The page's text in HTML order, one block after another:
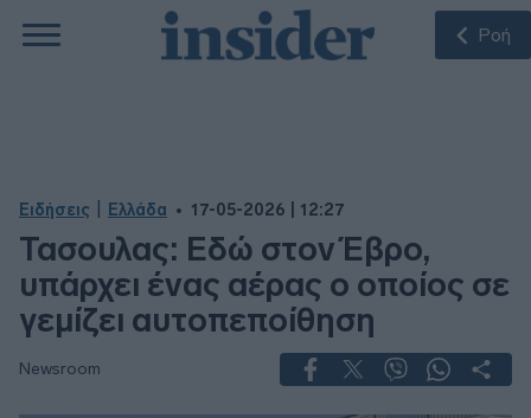
Ροή
Ειδήσεις Ελλάδα 17-05-2026 | 12:27
Τασουλας: Εδώ στον Έβρο,
υπάρχει ένας αέρας ο οποίος σε
γεμίζει αυτοπεποίθηση
Newsroom